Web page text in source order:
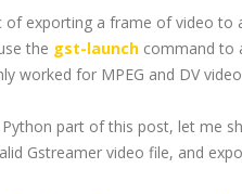
of exporting a frame of video to
the gst-launch command to
worked for MPEG and DV
part of this post, let me
Gstreamer video file, and